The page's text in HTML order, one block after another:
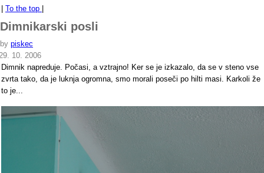
To the top
Dimnikarski posli
by piskec
10. 2006
Dimnik napreduje. Počasi, a vztrajno! Ker se je izkazalo, da se v steno vse
zvrta tako, da je luknja ogromna, smo morali poseči po hilti masi. Karkoli že
to je...